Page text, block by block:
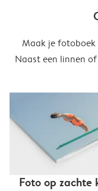
Maak je
Naast een linnen
Foto op zachte